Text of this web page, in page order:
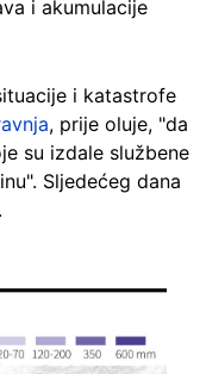
i akumulacije
i katastrofe
, prije oluje, "da
su izdale službene
Sljedećeg dana
.